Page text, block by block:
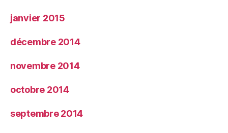
janvier 2015
décembre 2014
novembre 2014
octobre 2014
septembre 2014